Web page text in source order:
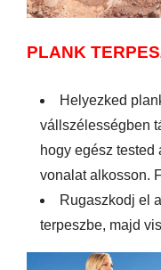
PLANK
Helyezked
vállszélességben
hogy egész
vonalat alkosson.
Rugaszkodj el
terpeszbe, majd